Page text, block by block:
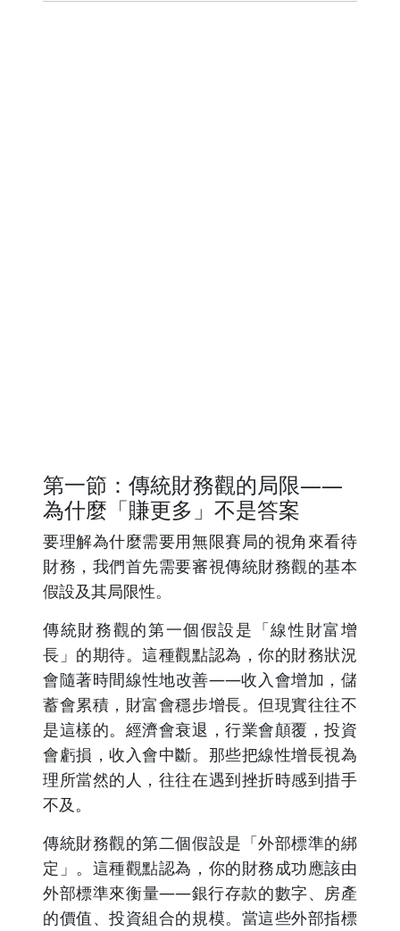
第一節：傳統財務觀的局限——
為什麼「賺更多」不是答案
要理解為什麼需要用無限賽局的視角來看待
財務，我們首先需要審視傳統財務觀的基本
假設及其局限性。
傳統財務觀的第一個假設是「線性財富增
長」的期待。這種觀點認為，你的財務狀況
會隨著時間線性地改善——收入會增加，儲
蓄會累積，財富會穩步增長。但現實往往不
是這樣的。經濟會衰退，行業會顛覆，投資
會虧損，收入會中斷。那些把線性增長視為
理所當然的人，往往在遇到挫折時感到措手
不及。
傳統財務觀的第二個假設是「外部標準的綁
定」。這種觀點認為，你的財務成功應該由
外部標準來衡量——銀行存款的數字、房產
的價值、投資組合的規模。當這些外部指標